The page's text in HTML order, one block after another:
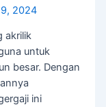
2024
akrilik
untuk
besar. Dengan
ini